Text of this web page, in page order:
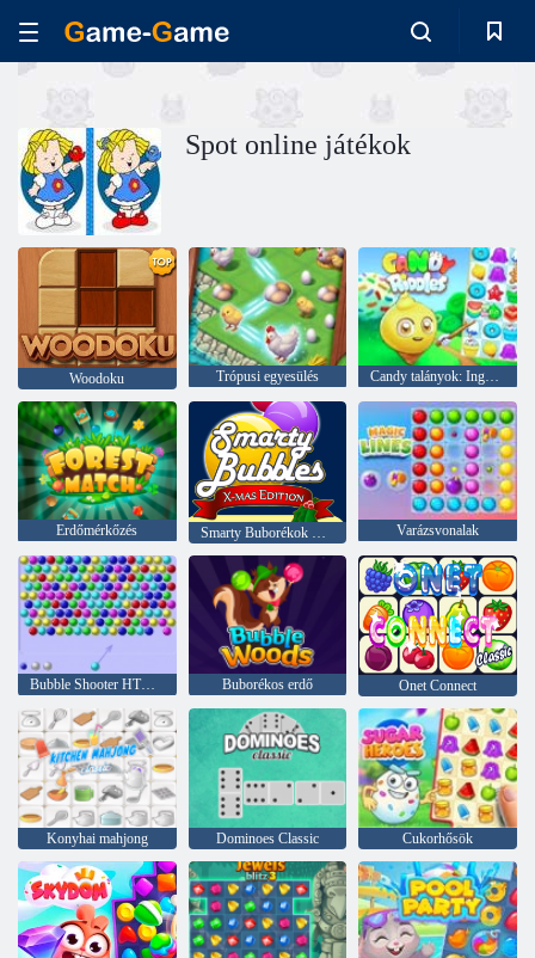
Spot online játékok
Woodoku Trópusi egyesülés Candy talányok: Ingyenes mérkőzés 3
Erdőmérkőzés Varázsvonalak
Bubble Shooter HTML5 Buborékos erdő Onet Connect
Konyhai mahjong Dominoes Classic Cukorhősök